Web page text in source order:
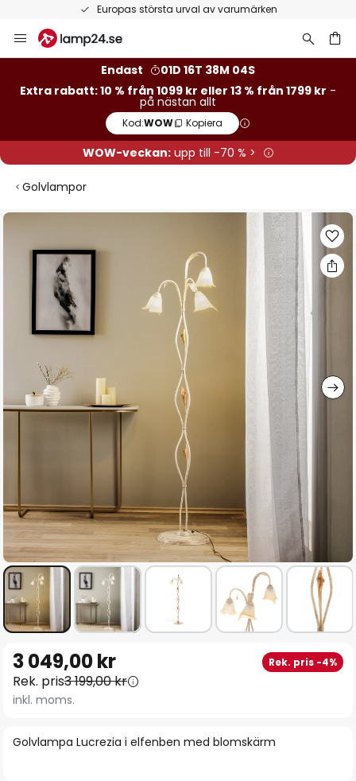
Europas största urval av varumärken
Hoppa
till
Endast
01D 16T 38M 03S
Extra rabatt: 10 % från 1099 kr eller 13 % från 1799 kr -
på nästan allt
Kod:WOW Kopiera
WOW-veckan:upp till -70 % >
Golvlampor
Hoppa
bildgalleriet
till
början
av
Golvlampa Lucrezia i elfenben med blomskärm
3 049,00 kr Rek. pris -4%
Rek. pris3 199,00 kr
inkl. moms.